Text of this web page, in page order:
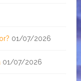
01/07/2026
01/07/2026